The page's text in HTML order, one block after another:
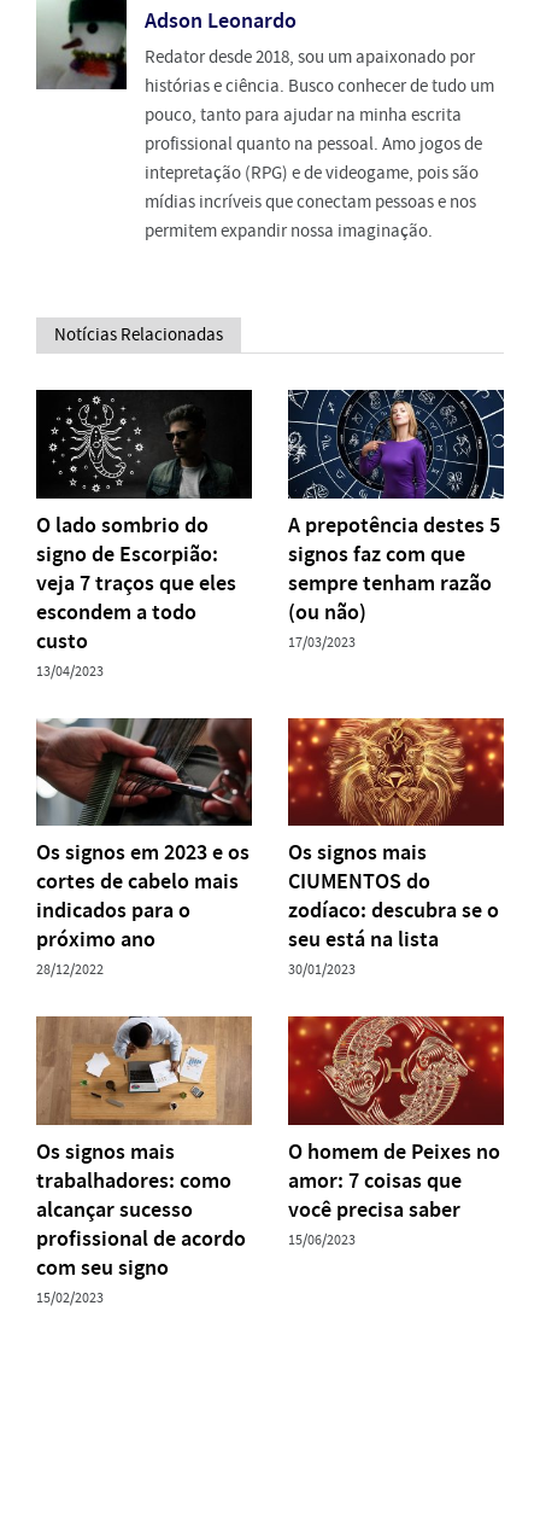
Adson Leonardo
Redator desde 2018, sou um apaixonado por
histórias e ciência. Busco conhecer de tudo um
pouco, tanto para ajudar na minha escrita
profissional quanto na pessoal. Amo jogos de
intepretação (RPG) e de videogame, pois são
mídias incríveis que conectam pessoas e nos
permitem expandir nossa imaginação.
Notícias Relacionadas
O lado sombrio do
signo de Escorpião:
veja 7 traços que eles
escondem a todo
custo
13/04/2023
A prepotência destes 5
signos faz com que
sempre tenham razão
(ou não)
17/03/2023
Os signos em 2023 e os
cortes de cabelo mais
indicados para o
próximo ano
28/12/2022
Os signos mais
CIUMENTOS do
zodíaco: descubra se o
seu está na lista
30/01/2023
Os signos mais
trabalhadores: como
alcançar sucesso
profissional de acordo
com seu signo
15/02/2023
O homem de Peixes no
amor: 7 coisas que
você precisa saber
15/06/2023